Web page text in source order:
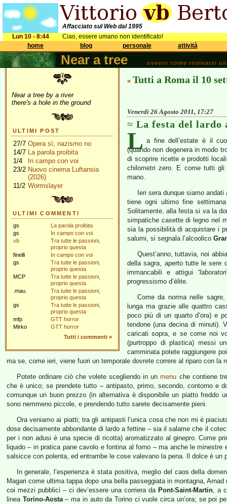
Affacciato sul Web dal 1995
Lun 10 - 8:44
Ciao, essere umano non identificato!
home
blog personale attività
Near a tree ovvero come rovinarsi
Near a tree by a river
there's a hole in the ground
ULTIMI POST
27/7 Opera sì, nazismo no
14/7 La parola proibita
1/4
In campo con voi
23/2 Nuovo cinema Luftansia
(2026)
11/2 Wormslayer
ULTIMI COMMENTI
gs
La parola proibita
gs
In campo con voi
vb
Tra tutte le passioni,
proprio questa
finelli
In campo con voi
gs
Tra tutte le passioni,
proprio questa
MCP
Tra tutte le passioni,
proprio questa
.mau.
Tra tutte le passioni,
proprio questa
gs
Tra tutte le passioni,
proprio questa
mfp
GTT horror
Mirko
GTT horror
Tutti i commenti »
« Tutti a Roma il 10
Venerdì 26 Agosto 2011, 17:27
La festa del lardo
L a fine dell’estate è il
(quando non degenera in modo
di scoprire ricette e prodotti
chilometri zero. E come tutti
mano.
Ieri sera dunque siamo
tiene ogni ultimo fine
Solitamente, alla festa si va la
simpatiche casette di legno nel
sia la possibilità di acquistare i
salumi, si segnala l’alcoolico
Quest’anno, tuttavia, noi
della sagra, aperto tutte le sere
immancabili e attigui
progressismo d’élite.
Come da norma nelle
lunga ma grazie alle quattro
poco più di un quarto d’ora) e
tendone (una decina di minuti).
caricati sopra, e se come noi
(purtroppo di plastica) messi
camminata potete raggiungere
ma se, come ieri, viene fuori un temporale dovrete correre al riparo con la
Potete ordinare ciò che volete scegliendo in unmenu che contiene
che è unico; se prendete tutto – antipasto, primo, secondo, contorno e
comunque un buon prezzo (in alternativa è disponibile un piatto freddo
sono nemmeno piccole, e prendendo tutto sarete decisamente pieni.
Ora veniamo ai piatti; tra gli antipasti l’unica cosa che non mi è
dose decisamente abbondante di lardo a fettine – sia il salame che il
per i non adusi è una specie di ricotta) aromatizzato al ginepro. Come
liquido – in pratica pane cavolo e fontina al forno – ma anche le
salsicce con polenta, ed entrambe le cose valevano la pena. Il dolce è un
In generale, l’esperienza è stata positiva, meglio del caos della
Magari come ultima tappa dopo una bella passeggiata in montagna,
coi mezzi pubblici – ci dev’essere una corriera da Pont-Saint-Martin, a
linea Torino-Aosta– ma in auto da Torino ci vuole circa un’ora; se poi